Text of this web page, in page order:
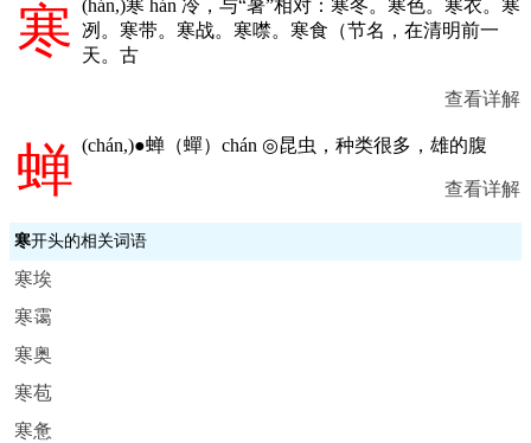
寒 (hán,)寒 hán 冷，与“暑”相对：寒冬。寒色。寒衣。寒
冽。寒带。寒战。寒噤。寒食（节名，在清明前一
天。古
查看详解
蝉 (chán,)●蝉（蟬）chán ◎昆虫，种类很多，雄的腹
查看详解
寒开头的相关词语
寒埃
寒霭
寒奥
寒苞
寒惫